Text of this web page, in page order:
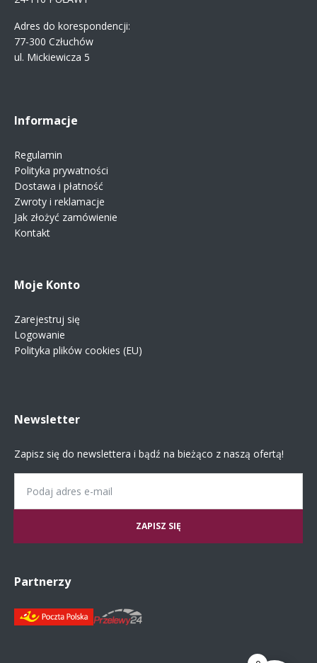
Adres do korespondencji:
77-300 Człuchów
ul. Mickiewicza 5
Informacje
Regulamin
Polityka prywatności
Dostawa i płatność
Zwroty i reklamacje
Jak złożyć zamówienie
Kontakt
Moje Konto
Zarejestruj się
Logowanie
Polityka plików cookies (EU)
Newsletter
Zapisz się do newslettera i bądź na bieżąco z naszą ofertą!
Partnerzy